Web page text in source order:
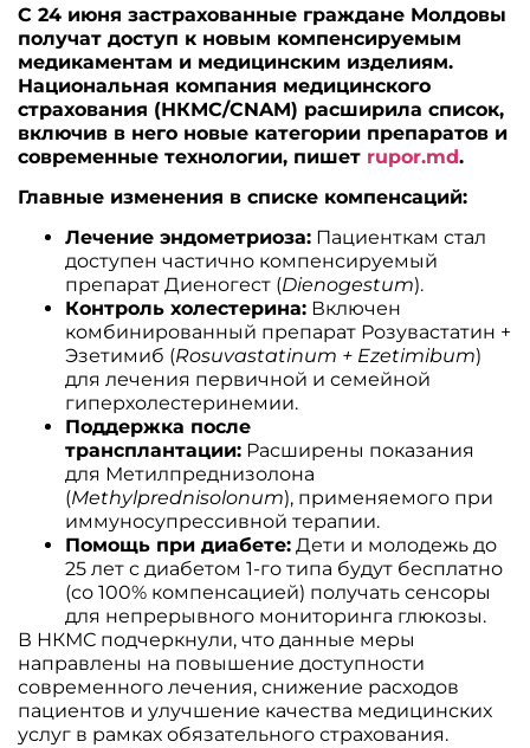
С 24 июня застрахованные граждане Молдовы
получат доступ к новым компенсируемым
медикаментам и медицинским изделиям.
Национальная компания медицинского
страхования (НКМС/CNAM) расширила список,
включив в него новые категории препаратов и
современные технологии, пишет rupor.md.
Главные изменения в списке компенсаций:
Лечение эндометриоза: Пациенткам стал
доступен частично компенсируемый
препарат Диеногест (Dienogestum).
Контроль холестерина: Включен
комбинированный препарат Розувастатин +
Эзетимиб (Rosuvastatinum + Ezetimibum)
для лечения первичной и семейной
гиперхолестеринемии.
Поддержка после
трансплантации: Расширены показания
для Метилпреднизолона
(Methylprednisolonum), применяемого при
иммуносупрессивной терапии.
Помощь при диабете: Дети и молодежь до
25 лет с диабетом 1-го типа будут бесплатно
(со 100% компенсацией) получать сенсоры
для непрерывного мониторинга глюкозы.
В НКМС подчеркнули, что данные меры
направлены на повышение доступности
современного лечения, снижение расходов
пациентов и улучшение качества медицинских
услуг в рамках обязательного страхования.